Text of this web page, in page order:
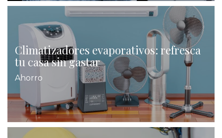
Climatizadores evaporativos: refresca
tu casa sin gastar
Ahorro